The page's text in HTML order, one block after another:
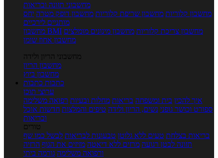
מחשבוני תזונה ובריאות
מחשבון קלוריות מחשבון שריפת קלוריות מחשבון דופק מטרה יחס
מותניים לירכיים
מחשבון BMI
מחשבון צריכת קלוריות מחשבון מינונים מומלצים
מחשבון אחוז שומן
מחשבוני הריון ולידה
מחשבון הריון
מחשבון ביוץ
כתבות כתבות
ערוצי תוכן
איך להכין בית ומשפחה בריאות מחלות ובעיות רפואה משלימה
ספורט וכושר גופני נשים, הריון ולידה טיפים והמלצות חדשות אוכל
ובריאות
טורים
בריאות בצלחת טעים ללא גלוטן טבעונות לבריאות לבשל כמו שף
תזונה לבטן רגועה מרזים ללא דיאטה מזיזים את הגוף הרזיה
ורפואה משלימה גורמה ביתי